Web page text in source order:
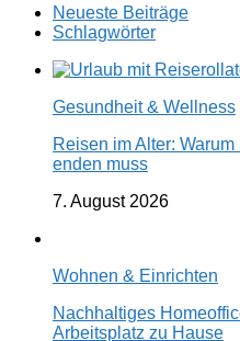
Neueste Beiträge
Schlagwörter
Gesundheit & Wellness
Reisen im Alter:
enden muss
7. August 2026
Wohnen & Einrichten
Nachhaltiges
Arbeitsplatz zu Hause